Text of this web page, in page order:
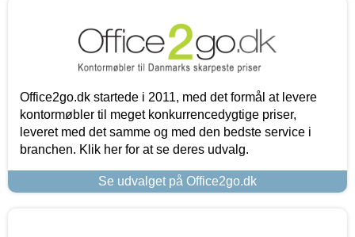
Office2go.dk startede i 2011, med det formål at levere
kontormøbler til meget konkurrencedygtige priser,
leveret med det samme og med den bedste service i
branchen. Klik her for at se deres udvalg.
Se udvalget på Office2go.dk